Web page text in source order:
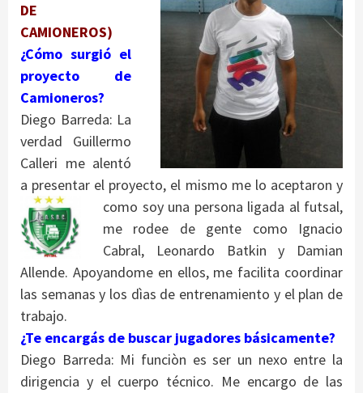
DE
CAMIONEROS)
¿Cómo surgió el
proyecto de
Camioneros?
Diego Barreda: La
verdad Guillermo
Calleri me alentó
a presentar el proyecto, el mismo me lo aceptaron y
como soy una persona ligada al futsal,
me rodee de gente como Ignacio
Cabral, Leonardo Batkin y Damian
Allende. Apoyandome en ellos, me facilita coordinar
las semanas y los dìas de entrenamiento y el plan de
trabajo.
¿Te encargás de buscar jugadores básicamente?
Diego Barreda: Mi funciòn es ser un nexo entre la
dirigencia y el cuerpo técnico. Me encargo de las